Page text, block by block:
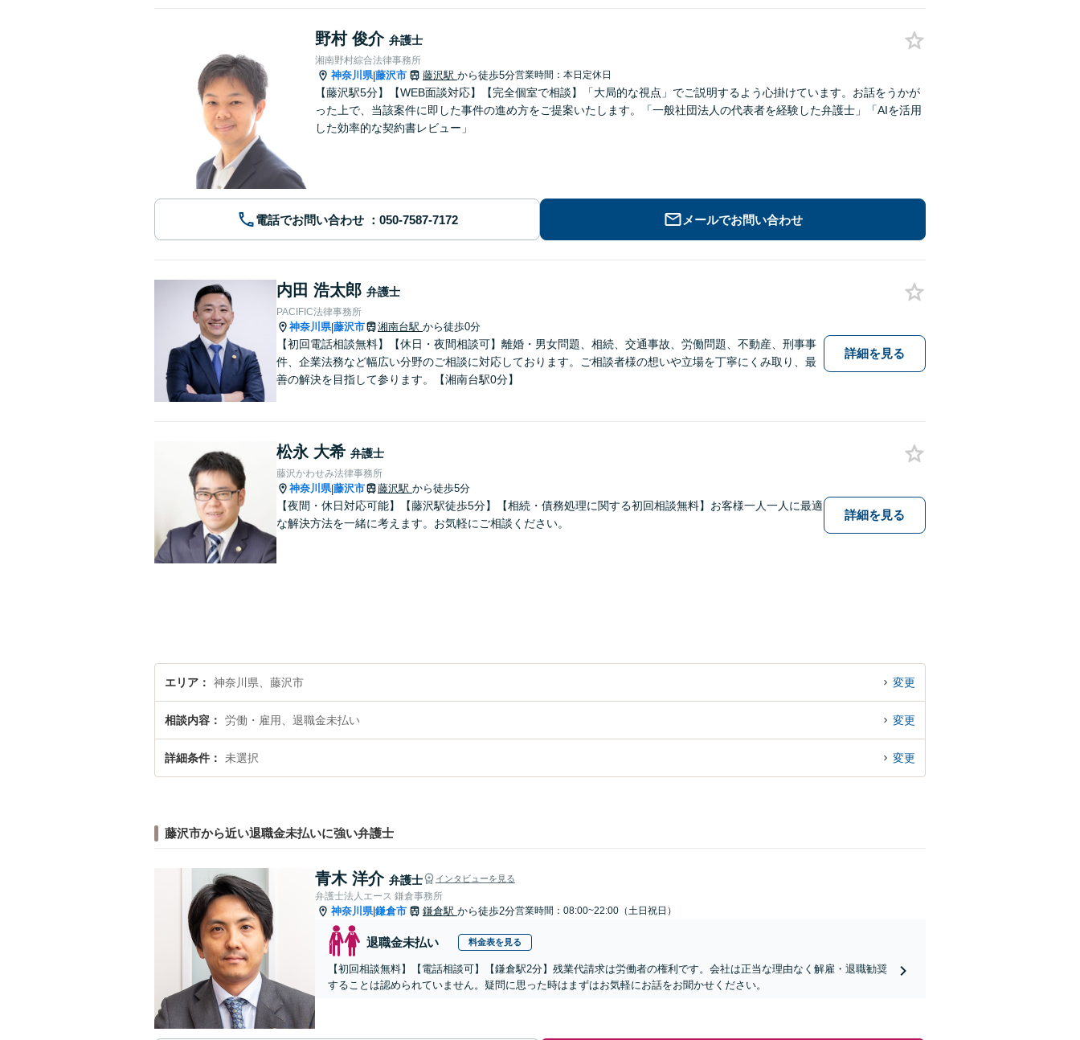
野村 俊介 弁護士
湘南野村綜合法律事務所
神奈川県|藤沢市 藤沢駅 から徒歩5分営業時間：本日定休日
【藤沢駅5分】【WEB面談対応】【完全個室で相談】「大局的な視点」でご説明するよう心掛けています。お話をうかが
った上で、当該案件に即した事件の進め方をご提案いたします。「一般社団法人の代表者を経験した弁護士」「AIを活用
した効率的な契約書レビュー」
電話でお問い合わせ メールでお問い合わせ
内田 浩太郎 弁護士
PACIFIC法律事務所
神奈川県|藤沢市 湘南台駅 から徒歩0分
【初回電話相談無料】【休日・夜間相談可】離婚・男女問題、相続、交通事故、労働問題、不動産、刑事事
件、企業法務など幅広い分野のご相談に対応しております。ご相談者様の想いや立場を丁寧にくみ取り、最
善の解決を目指して参ります。【湘南台駅0分】
詳細を見る
松永 大希 弁護士
藤沢かわせみ法律事務所
神奈川県|藤沢市 藤沢駅 から徒歩5分
【夜間・休日対応可能】【藤沢駅徒歩5分】【相続・債務処理に関する初回相談無料】お客様一人一人に最適
な解決方法を一緒に考えます。お気軽にご相談ください。
詳細を見る
エリア 神奈川県、藤沢市 変更
相談内容 労働・雇用、退職金未払い 変更
詳細条件 未選択 変更
藤沢市から近い退職金未払いに強い弁護士
青木 洋介 弁護士 インタビューを見る
弁護士法人エース 鎌倉事務所
神奈川県|鎌倉市 鎌倉駅 から徒歩2分営業時間：08:00~22:00（土日祝日）
退職金未払い 料金表を見る
【初回相談無料】【電話相談可】【鎌倉駅2分】残業代請求は労働者の権利です。会社は正当な理由なく解雇・退職勧奨
することは認められていません。疑問に思った時はまずはお気軽にお話をお聞かせください。